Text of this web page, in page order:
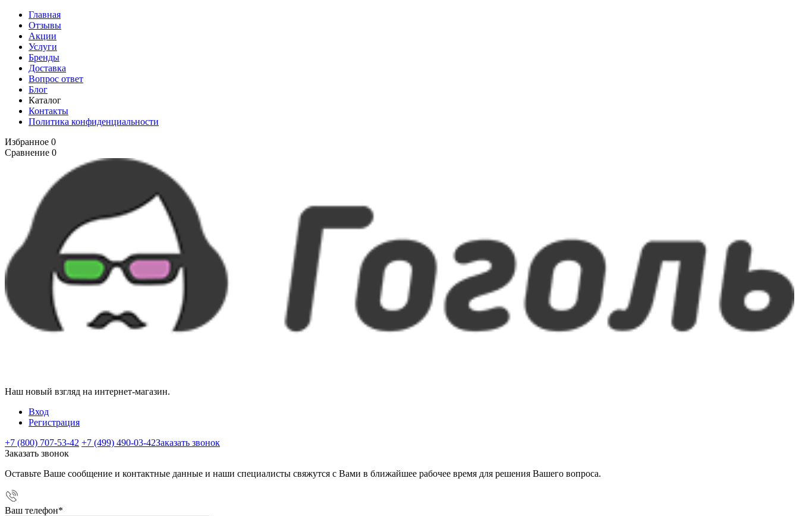
Главная
Отзывы
Акции
Услуги
Бренды
Доставка
Вопрос ответ
Блог
Каталог
Контакты
Политика конфиденциальности
Избранное 0
Сравнение 0
Наш новый взгляд на интернет-магазин.
Вход
Регистрация
+7 (800) 707-53-42 +7 (499) 490-03-42Заказать звонок
Заказать звонок
Оставьте Ваше сообщение и контактные данные и наши специалисты свяжутся с Вами в ближайшее рабочее время для решения Вашего вопроса.
Ваш телефон*